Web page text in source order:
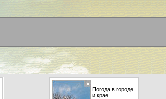
Погода в городе
и крае